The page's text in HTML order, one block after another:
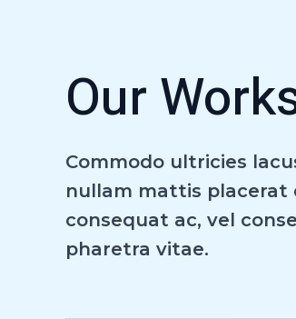
Our
Commodo ultricies
nullam mattis placerat
consequat ac, vel
pharetra vitae.